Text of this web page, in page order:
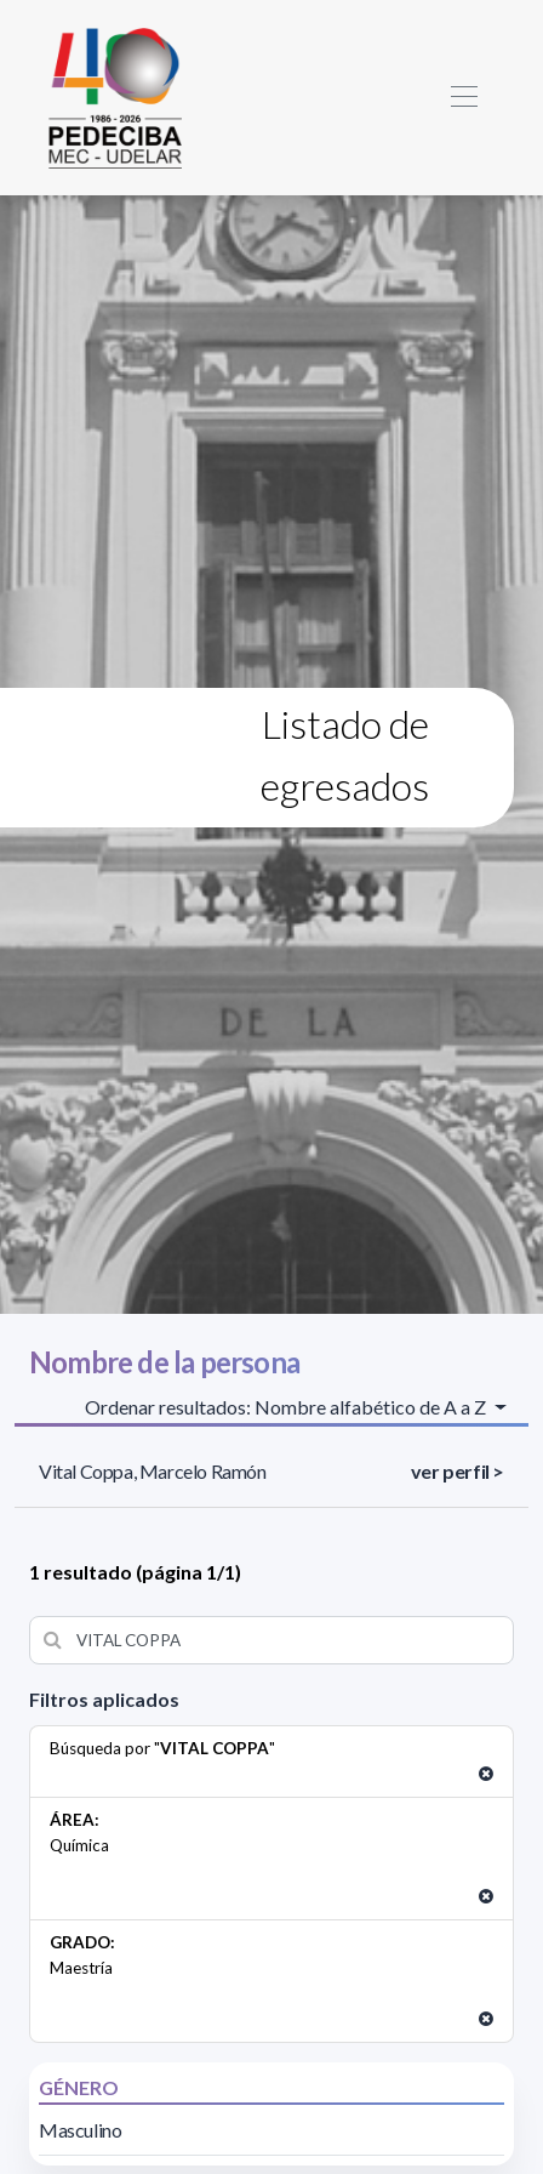
Listado de
egresados
Filtros aplicados
Búsqueda por "VITAL COPPA"
ÁREA:
Química
GRADO:
Maestría
GÉNERO
Masculino
Nombre de la persona
Ordenar resultados: Nombre alfabético de A a Z
Vital Coppa, Marcelo Ramón ver perfil >
1 resultado (página 1/1)